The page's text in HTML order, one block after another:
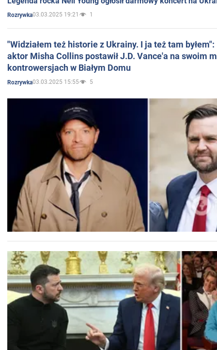
Rozrywka03.03.2025 19:21 1
"Widziałem też historie z Ukrainy. I ja też tam
aktor Misha Collins postawił J.D. Vance'a na swoim
kontrowersjach w Białym Domu
Rozrywka03.03.2025 15:55 5